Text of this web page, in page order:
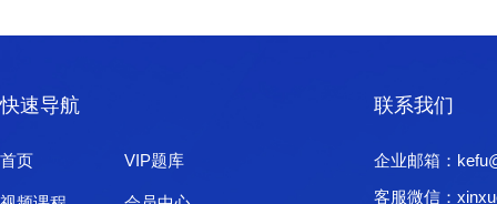
快速导航
首页 VIP题库
联系我们
企业邮箱：
客服微信：